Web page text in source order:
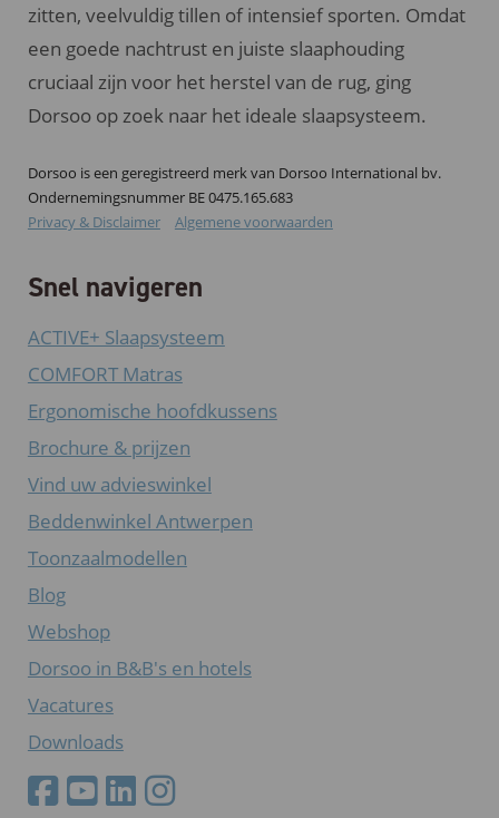
zitten, veelvuldig tillen of intensief sporten. Omdat
een goede nachtrust en juiste slaaphouding
cruciaal zijn voor het herstel van de rug, ging
Dorsoo op zoek naar het ideale slaapsysteem.
Dorsoo is een geregistreerd merk van Dorsoo International bv.
Ondernemingsnummer BE 0475.165.683
Privacy & Disclaimer
Algemene voorwaarden
Snel navigeren
ACTIVE+ Slaapsysteem
COMFORT Matras
Ergonomische hoofdkussens
Brochure & prijzen
Vind uw advieswinkel
Beddenwinkel Antwerpen
Toonzaalmodellen
Blog
Webshop
Dorsoo in B&B's en hotels
Vacatures
Downloads